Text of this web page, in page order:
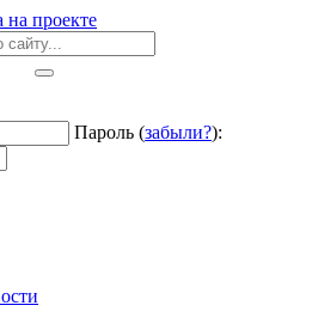
на проекте
Пароль (забыли?):